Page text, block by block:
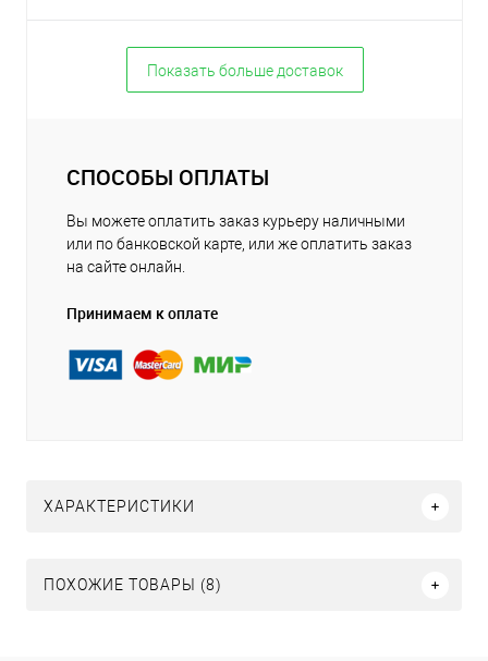
Показать больше доставок
СПОСОБЫ ОПЛАТЫ
Вы можете оплатить заказ курьеру наличными
или по банковской карте, или же оплатить заказ
на сайте онлайн.
Принимаем к оплате
ХАРАКТЕРИСТИКИ
ПОХОЖИЕ ТОВАРЫ (8)